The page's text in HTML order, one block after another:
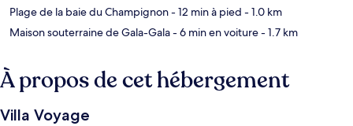
Plage de la baie du Champignon- 12 min à pied - 1.0 km
Maison souterraine de Gala-Gala- 6 min en voiture- 1.7 km
À propos de cet hébergement
Villa Voyage